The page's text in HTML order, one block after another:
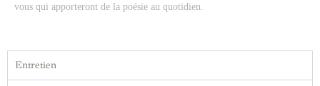
vous qui apporteront de la poésie au quotidien.
Entretien